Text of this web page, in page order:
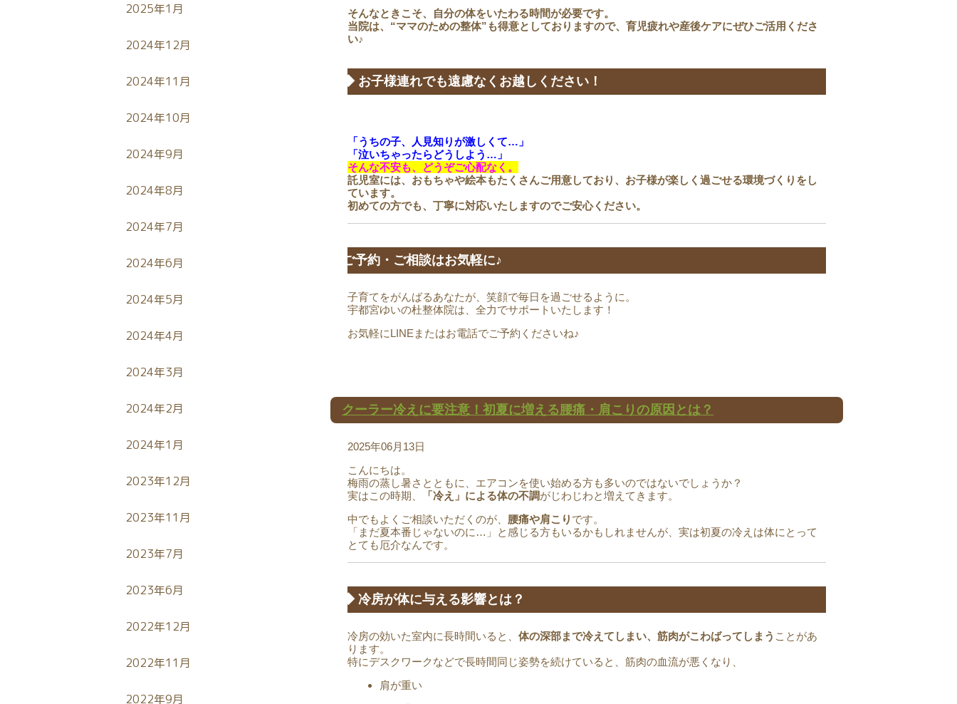
そんなときこそ、自分の体をいたわる時間が必要です。
当院は、“ママのための整体”も得意としておりますので、育児疲れや産後ケアにぜひご活用くださ
い♪
◆ お子様連れでも遠慮なくお越しください！
「うちの子、人見知りが激しくて…」
「泣いちゃったらどうしよう…」
そんな不安も、どうぞご心配なく。
託児室には、おもちゃや絵本もたくさんご用意しており、お子様が楽しく過ごせる環境づくりをし
ています。
初めての方でも、丁寧に対応いたしますのでご安心ください。
ご予約・ご相談はお気軽に♪
子育てをがんばるあなたが、笑顔で毎日を過ごせるように。
宇都宮ゆいの杜整体院は、全力でサポートいたします！
お気軽にLINEまたはお電話でご予約くださいね♪
クーラー冷えに要注意！初夏に増える腰痛・肩こりの原因とは？
2025年06月13日
こんにちは。
梅雨の蒸し暑さとともに、エアコンを使い始める方も多いのではないでしょうか？
実はこの時期、
「冷え」による体の不調がじわじわと増えてきます。
中でもよくご相談いただくのが、 腰痛や肩こり です。
「まだ夏本番じゃないのに…」と感じる方もいるかもしれませんが、実は初夏の冷えは体にとって
とても厄介なんです。
◆ 冷房が体に与える影響とは？
冷房の効いた室内に長時間いると、 体の深部まで冷えてしまい、筋肉がこわばってしまう ことがあ
ります。
特にデスクワークなどで長時間同じ姿勢を続けていると、筋肉の血流が悪くなり、
肩が重い
2025年1月
2024年12月
2024年11月
2024年10月
2024年9月
2024年8月
2024年7月
2024年6月
2024年5月
2024年4月
2024年3月
2024年2月
2024年1月
2023年12月
2023年11月
2023年7月
2023年6月
2022年12月
2022年11月
2022年9月